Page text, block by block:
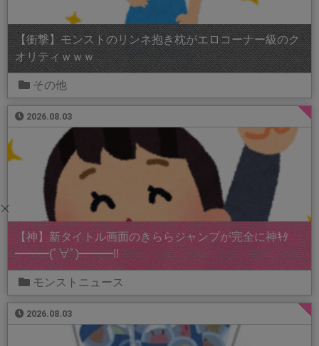
【衝撃】モンストのリンネ抱き枕がエロコーナー級のク
オリティｗｗｗ
その他
2026.08.03
【神】新タイトル画面のきららジャンプが完全に神ｷﾀ
━━━(ﾟ∀ﾟ)━━━!!
モンストニュース
2026.08.03